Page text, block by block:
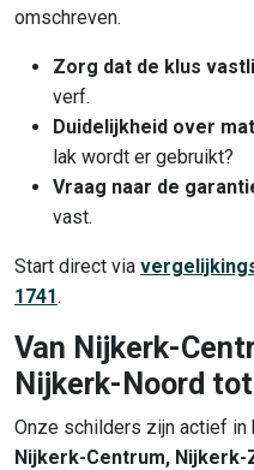
omschreven.
Zorg dat de klus
verf.
Duidelijkheid over
lak wordt er gebruikt?
Vraag naar de
vast.
Start direct via
1741.
Van Nijkerk-
Nijkerk-Noord
Onze schilders zijn actief in
Nijkerk-Centrum,